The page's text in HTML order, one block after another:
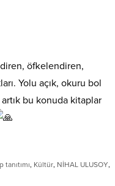
öfkelendiren,
Yolu açık, okuru bol
bu konuda kitaplar
tanıtımı, Kültür, NİHAL ULUSOY,